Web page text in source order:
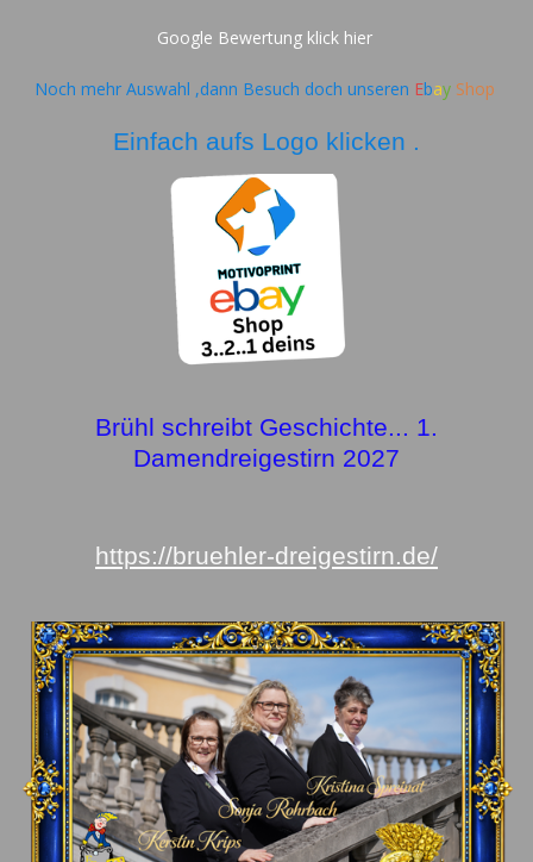
Google Bewertung klick hier
Noch mehr Auswahl ,dann Besuch doch unseren EbayShop
Einfach aufs Logo klicken .
Brühl schreibt Geschichte... 1.
Damendreigestirn 2027
https://bruehler-dreigestirn.de/